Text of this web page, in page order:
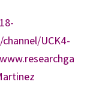
UCK4-